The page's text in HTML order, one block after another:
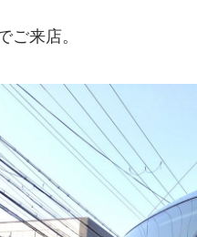
ご来店。